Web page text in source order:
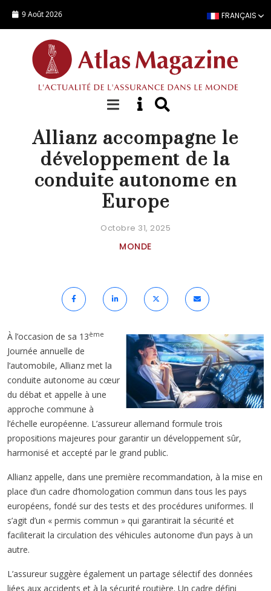
9 Août 2026 FRANÇAIS
ACTUALITÉ
Allianz accompagne le
développement de la
conduite autonome en
Europe
Octobre 31, 2025
MONDE
À l’occasion de sa 13ème
Journée annuelle de
l’automobile, Allianz met la
conduite autonome au cœur
du débat et appelle à une
approche commune à
l’échelle européenne. L’assureur allemand formule trois
propositions majeures pour garantir un développement sûr,
harmonisé et accepté par le grand public.
Allianz appelle, dans une première recommandation, à la mise en
place d’un cadre d’homologation commun dans tous les pays
européens, fondé sur des tests et des procédures uniformes. Il
s’agit d’un « permis commun » qui garantirait la sécurité et
faciliterait la circulation des véhicules autonome d’un pays à un
autre.
L’assureur suggère également un partage sélectif des données
liées aux accidents et à la sécurité routière. Un cadre défini